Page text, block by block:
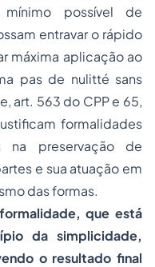
mínimo possível de
entravar o rápido
máxima aplicação ao
pas de nulitté sans
art. 563 do CPP e 65,
formalidades
na preservação de
e sua atuação em
das formas.
que está
da simplicidade,
o resultado final